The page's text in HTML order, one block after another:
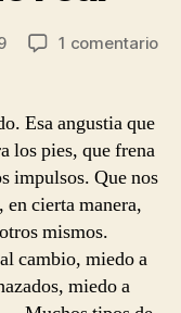
1 comentarioen
Esa angustia que
los pies, que frena
impulsos. Que nos
en cierta manera,
mismos.
cambio, miedo a
miedo a